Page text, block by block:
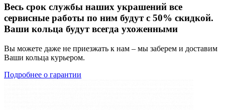
Весь срок службы наших украшений все
сервисные работы по ним будут с 50% скидкой.
Ваши кольца будут всегда ухоженными
Вы можете даже не приезжать к нам – мы заберем и доставим
Ваши кольца курьером.
Подробнее о гарантии